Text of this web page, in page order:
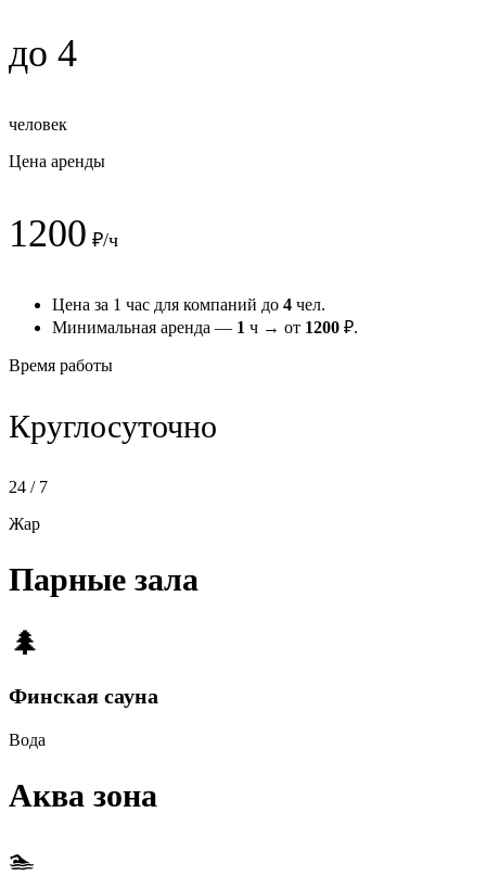
до 4
человек
Цена аренды
1200 ₽/ч
Цена за 1 час для компаний до 4 чел.
Минимальная аренда — 1 ч → от 1200 ₽.
Время работы
Круглосуточно
24 / 7
Жар
Парные зала
🌲
Финская сауна
Вода
Аква зона
🏊